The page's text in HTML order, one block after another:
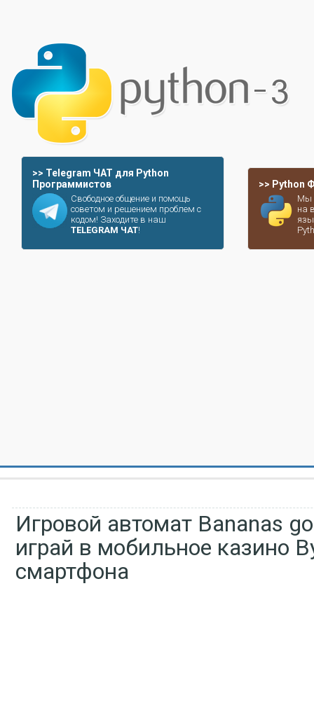
>> Telegram ЧАТ для Python
Программистов
Свободное общение и помощь
советом и решением проблем с
кодом! Заходите в наш
TELEGRAM ЧАТ!
>> Python
Мы
на
Игровой автомат Bananas
играй в мобильное казино
смартфона